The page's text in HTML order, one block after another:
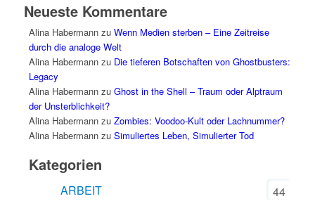
Neueste Kommentare
Alina Habermannzu Wenn Medien sterben – Eine Zeitreise
durch die analoge Welt
Alina Habermannzu Die tieferen Botschaften von Ghostbusters:
Legacy
Alina Habermannzu Ghost in the Shell – Traum oder Alptraum
der Unsterblichkeit?
Alina Habermannzu Zombies: Voodoo-Kult oder Lachnummer?
Alina Habermannzu Simuliertes Leben, Simulierter Tod
Kategorien
ARBEIT
44